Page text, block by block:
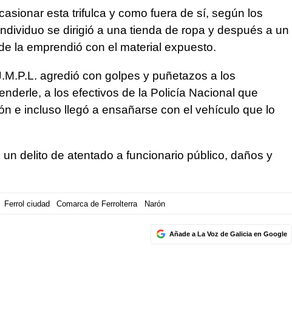
esta trifulca y como fuera de sí, según los
se dirigió a una tienda de ropa y después a un
la emprendió con el material expuesto.
agredió con golpes y puñetazos a los
a los efectivos de la Policía Nacional que
e incluso llegó a ensañarse con el vehículo que lo
delito de atentado a funcionario público, daños y
Ferrol ciudad Comarca de Ferrolterra Narón
Añade a La Voz de Galicia en Google